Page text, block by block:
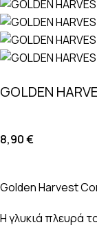
GOLDEN
8,90€
Golden Harvest
Η γλυκιά πλευρά